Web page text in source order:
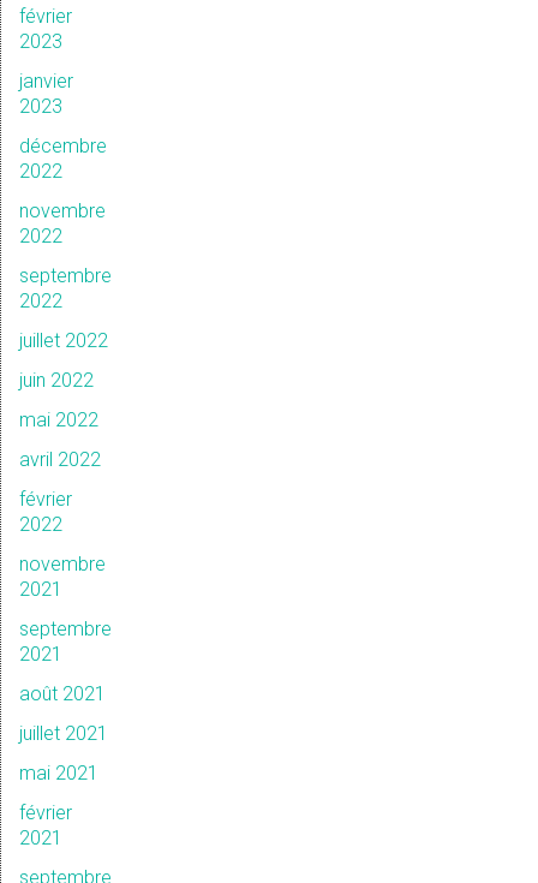
février
2023
janvier
2023
décembre
2022
novembre
2022
septembre
2022
juillet 2022
juin 2022
mai 2022
avril 2022
février
2022
novembre
2021
septembre
2021
août 2021
juillet 2021
mai 2021
février
2021
septembre